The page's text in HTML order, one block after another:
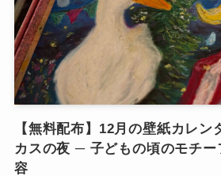
【無料配布】12月の壁紙カレン
カスの夜 ─ 子どもの頃のモチー
容